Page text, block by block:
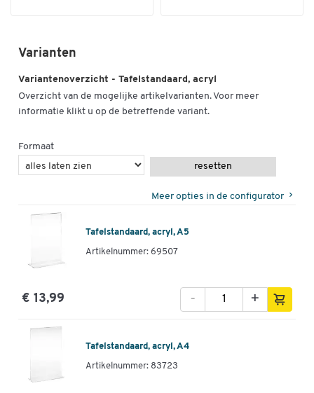
Varianten
Variantenoverzicht - Tafelstandaard, acryl
Overzicht van de mogelijke artikelvarianten. Voor meer
informatie klikt u op de betreffende variant.
Formaat
resetten
Meer opties in de configurator
Tafelstandaard, acryl, A5
Artikelnummer: 69507
€ 13,99 +
-
Tafelstandaard, acryl, A4
Artikelnummer: 83723